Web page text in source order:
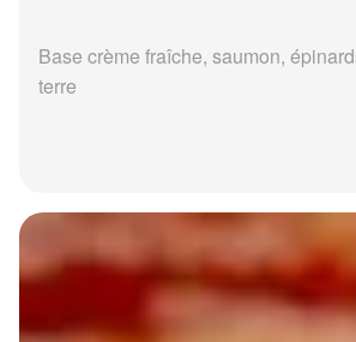
Base crème fraîche, saumon,
terre